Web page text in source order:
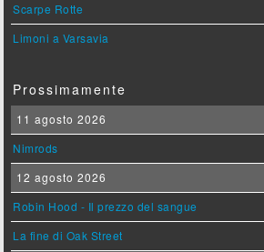
Scarpe Rotte
Limoni a Varsavia
Prossimamente
11 agosto 2026
Nimrods
12 agosto 2026
Robin Hood - Il prezzo del sangue
La fine di Oak Street